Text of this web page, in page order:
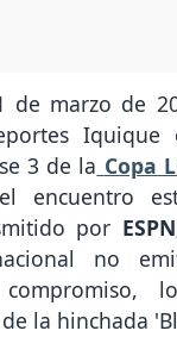
de marzo de
3 de la Copa
encuentro
por
no
la hinchada